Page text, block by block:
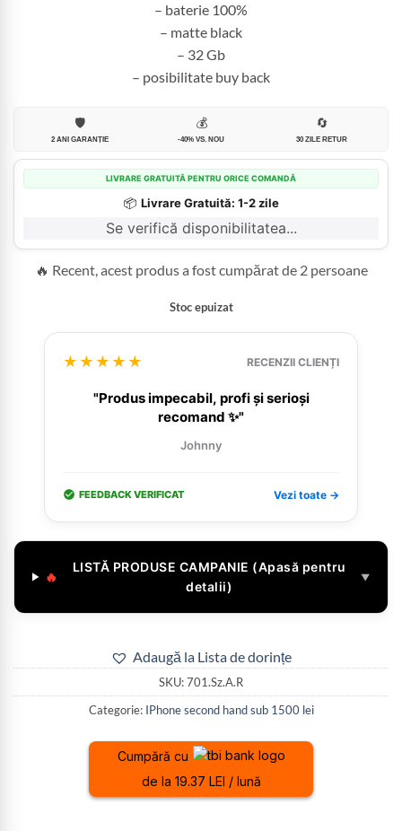
– baterie 100%
– matte black
– 32 Gb
– posibilitate buy back
🛡️
2 ANI GARANȚIE
💰
-40% VS. NOU
🔄
30 ZILE RETUR
LIVRARE GRATUITĂ PENTRU ORICE COMANDĂ
📦 Livrare Gratuită: 1-2 zile
Se verifică disponibilitatea...
🔥 Recent, acest produs a fost cumpărat de 2 persoane
Stoc epuizat
★★★★★ RECENZII CLIENȚI
"Produs impecabil, profi și serioși
recomand ✨"
Johnny
FEEDBACK VERIFICAT Vezi toate →
🔥
LISTĂ PRODUSE CAMPANIE (Apasă pentru
detalii)
▼
Adaugă la Lista de dorințe
SKU:701.Sz.A.R
Categorie: IPhone second hand sub 1500 lei
Cumpără cu
de la 19.37 LEI / lună